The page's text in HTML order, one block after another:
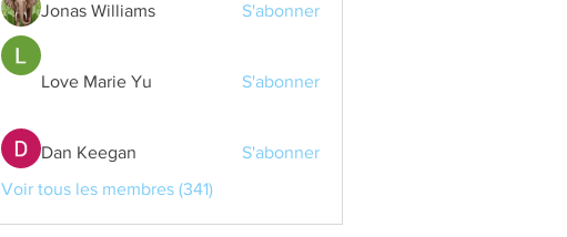
Jonas Williams S'abonner
Love Marie Yu S'abonner
Dan Keegan
S'abonner
Voir tous les membres (341)